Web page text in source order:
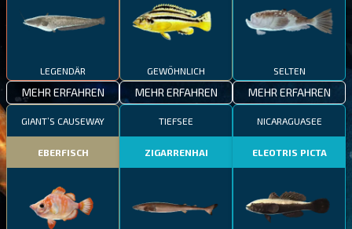
LEGENDÄR
MEHR ERFAHREN
GEWÖHNLICH
MEHR ERFAHREN
SELTEN
MEHR ERFAHREN
GIANT’S CAUSEWAY
EBERFISCH
TIEFSEE
ZIGARRENHAI
NICARAGUASEE
ELEOTRIS PICTA